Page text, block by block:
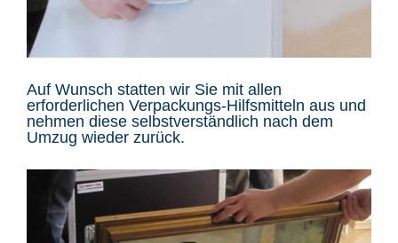
Auf Wunsch statten wir Sie mit allen
erforderlichen Verpackungs-Hilfsmitteln aus und
nehmen diese selbstverständlich nach dem
Umzug wieder zurück.